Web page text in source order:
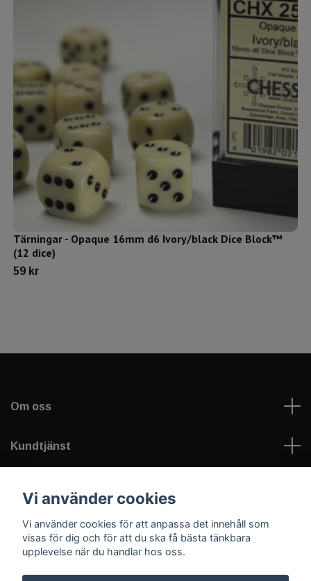
Tärningar - Opaque 16mm d6 Ivory/black Dice Block™
(12 dice)
59 kr
Om oss
Kundtjänst
Sociala medier
Vi använder cookies
Vi använder cookies för att anpassa det innehåll som
visas för dig och för att du ska få bästa tänkbara
upplevelse när du handlar hos oss.